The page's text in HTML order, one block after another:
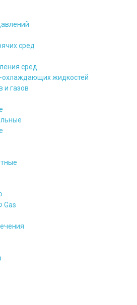
сред
сред
охлаждающих жидкостей
и газов
Gas